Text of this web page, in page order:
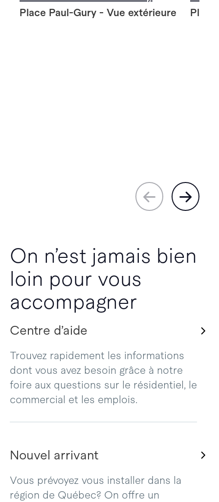
Place Paul-Gury - Vue extérieure
On n’est jamais bien
loin pour vous
accompagner
Centre d’aide
Trouvez rapidement les informations
dont vous avez besoin grâce à notre
foire aux questions sur le résidentiel, le
commercial et les emplois.
Nouvel arrivant
Vous prévoyez vous installer dans la
région de Québec? On offre un